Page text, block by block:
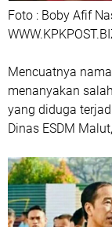
Foto : Boby Afif
Mencuatnya
menanyakan
yang diduga
Dinas ESDM